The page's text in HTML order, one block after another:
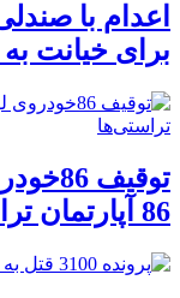
اعدام با
برای خیانت
86 آپارتمان تراستی‌ها